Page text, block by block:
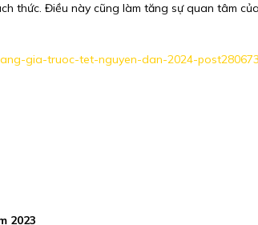
thức. Điều này cũng làm tăng sự quan tâm
gia-truoc-tet-nguyen-dan-2024-
2023